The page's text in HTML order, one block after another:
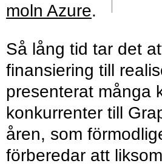
moln Azure.
Så lång tid tar det
finansiering till
presenterat många
konkurrenter till
åren, som
förberedar att